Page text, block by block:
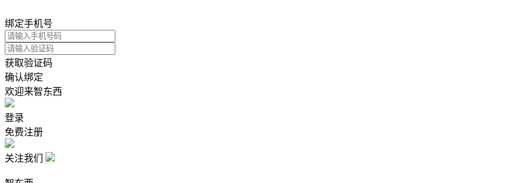
绑定手机号
获取验证码
确认绑定
欢迎来智东西
登录
免费注册
关注我们